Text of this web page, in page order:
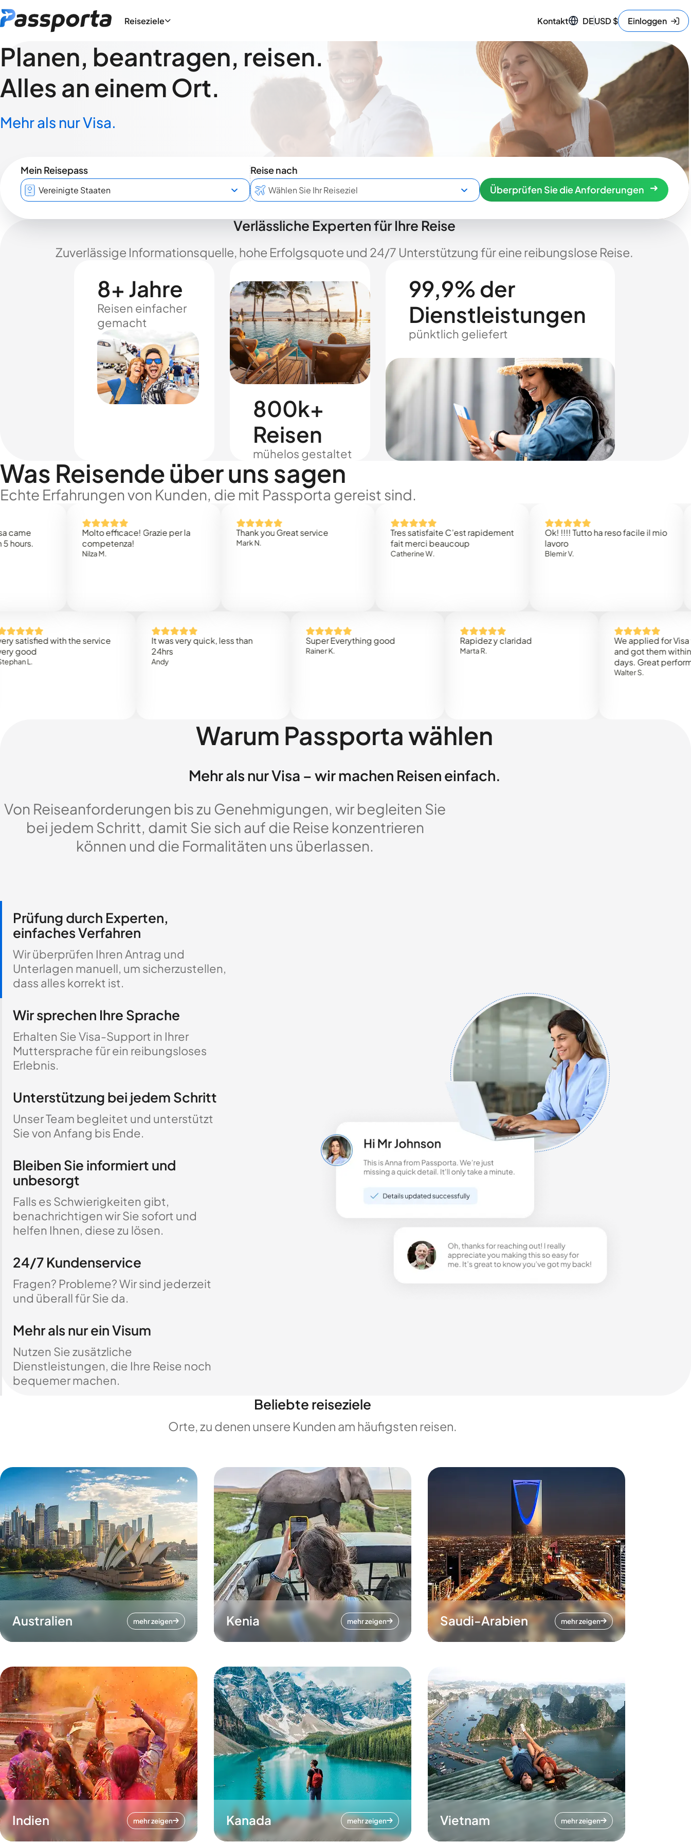
Reiseziele Kontakt DEUSD$ Einloggen
Planen, beantragen, reisen.
Alles an einem Ort.
Mehr als nur Visa.
Mein Reisepass
Reise nach
Überprüfen Sie die Anforderungen
Verlässliche Experten für Ihre Reise
Zuverlässige Informationsquelle, hohe Erfolgsquote und 24/7 Unterstützung für eine reibungslose Reise.
8+ Jahre
Reisen einfacher
gemacht
800k+
Reisen
mühelos gestaltet
99,9% der
Dienstleistungen
pünktlich geliefert
Was Reisende über uns sagen
Echte Erfahrungen von Kunden, die mit Passporta gereist sind.
Molto efficace! Grazie per la
competenza!
Thank you Great service
Tres satisfaite C’est rapidement
fait merci beaucoup
Catherine W.
Ok! !!!! Tutto ha reso facile il mio
with the service
It was very quick, less than
Super Everything good Rapidez y claridad
We applied for Visa to
and got them within 3
days. Great performance!
Warum Passporta wählen
Mehr als nur Visa – wir machen Reisen einfach.
Von Reiseanforderungen bis zu Genehmigungen, wir begleiten Sie
bei jedem Schritt, damit Sie sich auf die Reise konzentrieren
können und die Formalitäten uns überlassen.
Prüfung durch Experten,
einfaches Verfahren
Wir überprüfen Ihren Antrag und
Unterlagen manuell, um sicherzustellen,
dass alles korrekt ist.
Wir sprechen Ihre Sprache
Erhalten Sie Visa-Support in Ihrer
Muttersprache für ein reibungsloses
Erlebnis.
Unterstützung bei jedem Schritt
Unser Team begleitet und unterstützt
Sie von Anfang bis Ende.
Bleiben Sie informiert und
unbesorgt
Falls es Schwierigkeiten gibt,
benachrichtigen wir Sie sofort und
helfen Ihnen, diese zu lösen.
24/7 Kundenservice
Fragen? Probleme? Wir sind jederzeit
und überall für Sie da.
Mehr als nur ein Visum
Nutzen Sie zusätzliche
Dienstleistungen, die Ihre Reise noch
bequemer machen.
Beliebte reiseziele
Orte, zu denen unsere Kunden am häufigsten reisen.
Australien mehr zeigen Kenia mehr zeigen Saudi-Arabien mehr zeigen
Indien mehr zeigen Kanada mehr zeigen Vietnam mehr zeigen